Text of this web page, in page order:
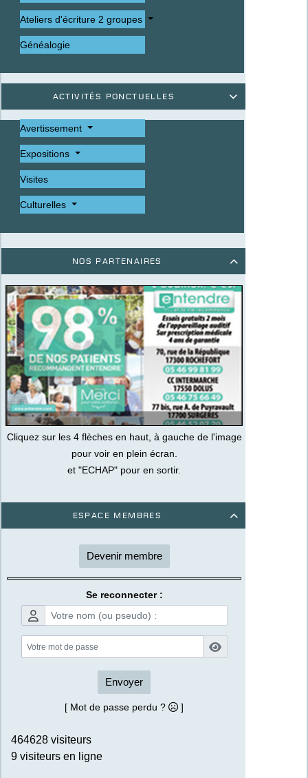
Ateliers d'écriture 2 groupes
Généalogie

Activités ponctuelles
Avertissement
Expositions
Visites
Culturelles

Nos partenaires
Cliquez sur les 4 flèches en haut, à gauche de l'image
pour voir en plein écran.
et "ECHAP" pour en sortir.

Espace membres
Devenir membre
Se reconnecter :
Envoyer
[ Mot de passe perdu ? ]
464628 visiteurs
9 visiteurs en ligne